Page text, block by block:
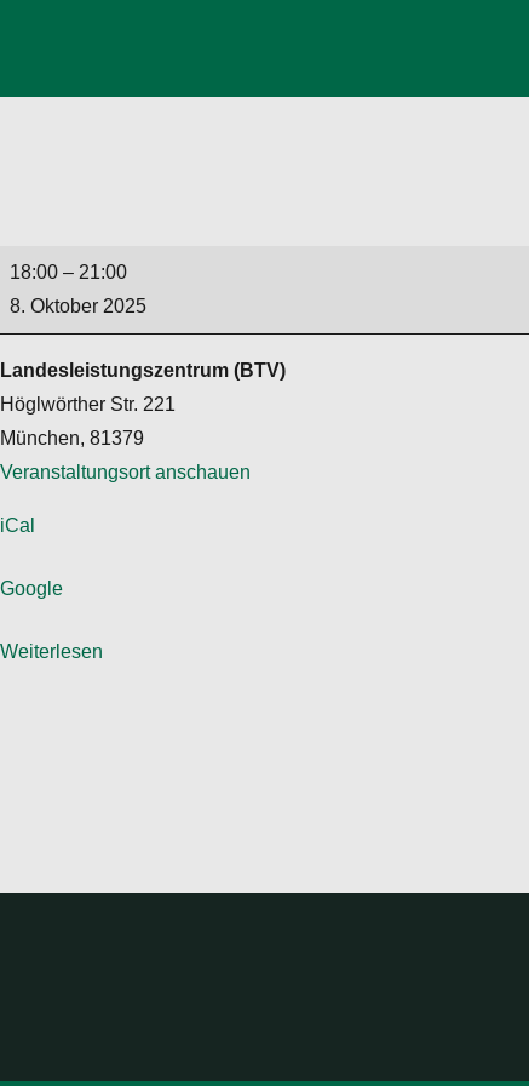
Leistungsturnen
Mädchen
18:00 – 21:00
8. Oktober 2025
Landesleistungszentrum (BTV)
Höglwörther Str. 221
München, 81379
Veranstaltungsort anschauen
iCal
Google
Weiterlesen